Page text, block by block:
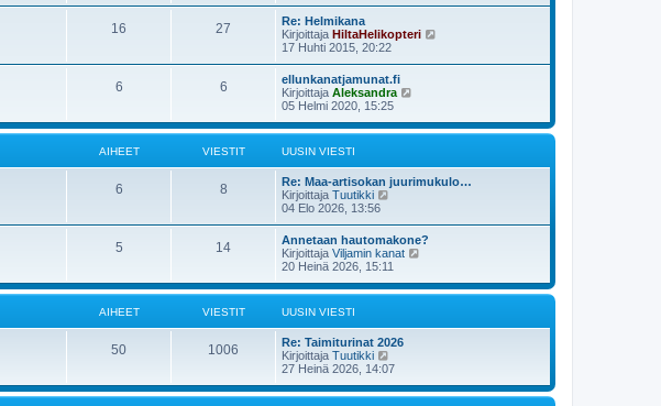
i
s
n
i
s
i
e
i
16 27
Re: Helmikana
Kirjoittaja HiltaHelikopteri
s
i
v
i
i
17 Huhti 2015, 20:22
6 6
ellunkanatjamunat.fi
Kirjoittaja Aleksandra
t
u
s
v
i
e
s
i
05 Helmi 2020, 15:25
AIHEET VIESTIT UUSIN VIESTI
6 8
Re: Maa-artisokan juurimukulo…
Kirjoittaja Tuutikki
t
ä
u
u
s
i
v
i
s
i
04 Elo 2026, 13:56
5 14
Annetaan hautomakone?
Kirjoittaja Viljamin kanat
t
u
v
i
20 Heinä 2026, 15:11
AIHEET VIESTIT UUSIN VIESTI
50 1006
Re: Taimiturinat 2026
Kirjoittaja Tuutikki
ä
t
27 Heinä 2026, 14:07